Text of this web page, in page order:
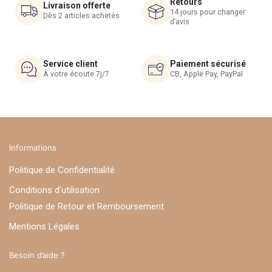
choisies
sur
du
produit
Livraison offerte
Dès 2 articles achetés
14 jours pour changer
d’avis
Service client
À votre écoute 7j/7
Paiement sécurisé
CB, Apple Pay, PayPal
Informations
Politique de Confidentialité
Conditions d’utilisation
Politique de Retour et Remboursement
Mentions Légales
Besoin d’aide ?